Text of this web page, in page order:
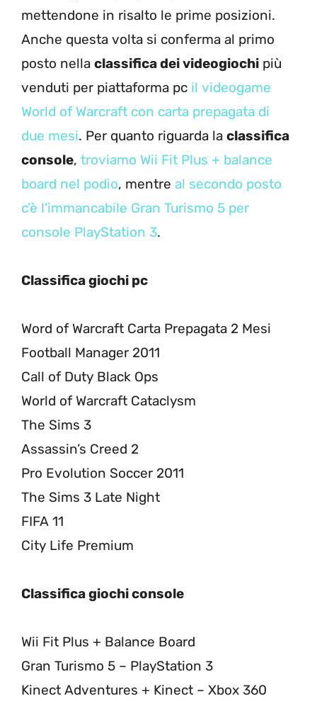
mettendone in risalto le prime posizioni.
Anche questa volta si conferma al primo
posto nella classifica dei videogiochi più
venduti per piattaforma pc il videogame
World of Warcraft con carta prepagata di
due mesi. Per quanto riguarda la classifica
console, troviamo Wii Fit Plus + balance
board nel podio, mentre al secondo posto
c’è l’immancabile Gran Turismo 5 per
console PlayStation 3.
Classifica giochi pc
Word of Warcraft Carta Prepagata 2 Mesi
Football Manager 2011
Call of Duty Black Ops
World of Warcraft Cataclysm
The Sims 3
Assassin’s Creed 2
Pro Evolution Soccer 2011
The Sims 3 Late Night
FIFA 11
City Life Premium
Classifica giochi console
Wii Fit Plus + Balance Board
Gran Turismo 5 – PlayStation 3
Kinect Adventures + Kinect – Xbox 360